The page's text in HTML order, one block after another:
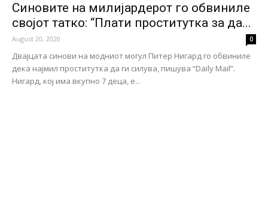
Синовите на милијардерот го обвиниле
својот татко: “Плати проститутка за да...
August 20, 2020 0
Двајцата синови на модниот могул Питер Нигард го обвиниле
дека најмил проститутка да ги силува, пишува “Daily Mail”.
Нигард, кој има вкупно 7 деца, е...